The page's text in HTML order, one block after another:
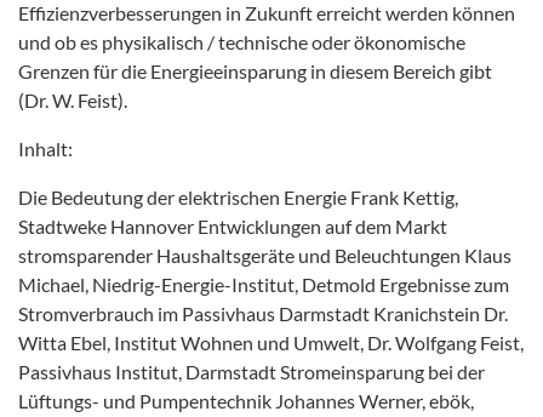
Effizienzverbesserungen in Zukunft erreicht werden können
und ob es physikalisch / technische oder ökonomische
Grenzen für die Energieeinsparung in diesem Bereich gibt
(Dr. W. Feist).
Inhalt:
Die Bedeutung der elektrischen Energie Frank Kettig,
Stadtweke Hannover Entwicklungen auf dem Markt
stromsparender Haushaltsgeräte und Beleuchtungen Klaus
Michael, Niedrig-Energie-Institut, Detmold Ergebnisse zum
Stromverbrauch im Passivhaus Darmstadt Kranichstein Dr.
Witta Ebel, Institut Wohnen und Umwelt, Dr. Wolfgang Feist,
Passivhaus Institut, Darmstadt Stromeinsparung bei der
Lüftungs- und Pumpentechnik Johannes Werner, ebök,